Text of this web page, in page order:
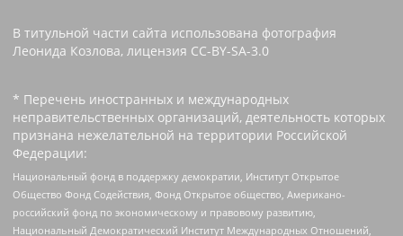
В титульной части сайта использована фотография
Леонида Козлова, лицензия CC-BY-SA-3.0
* Перечень иностранных и международных
неправительственных организаций, деятельность которых
признана нежелательной на территории Российской
Федерации:
Национальный фонд в поддержку демократии, Институт Открытое
Общество Фонд Содействия, Фонд Открытое общество, Американо-
российский фонд по экономическому и правовому развитию,
Национальный Демократический Институт Международных Отношений,